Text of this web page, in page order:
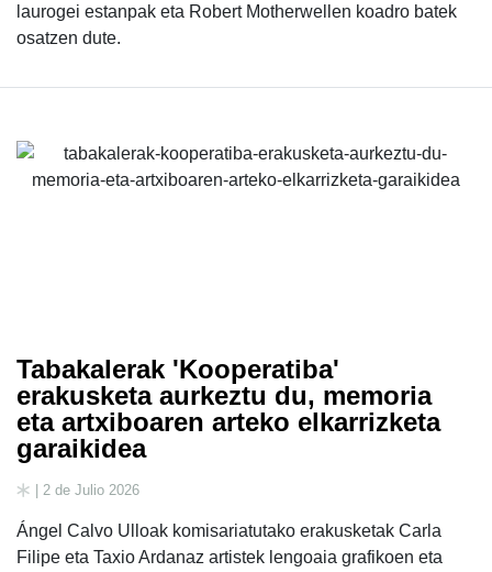
laurogei estanpak eta Robert Motherwellen koadro batek
osatzen dute.
Tabakalerak 'Kooperatiba'
erakusketa aurkeztu du, memoria
eta artxiboaren arteko elkarrizketa
garaikidea
| 2 de Julio 2026
Ángel Calvo Ulloak komisariatutako erakusketak Carla
Filipe eta Taxio Ardanaz artistek lengoaia grafikoen eta